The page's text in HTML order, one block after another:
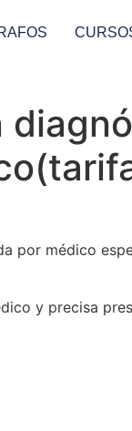
por médico
y precisa